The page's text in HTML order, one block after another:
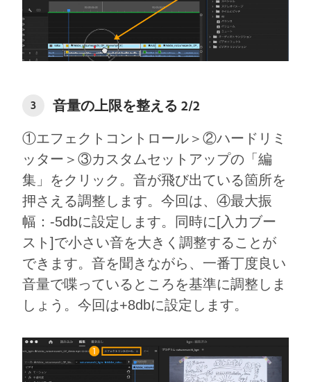
3 音量の上限を整える 2/2
①エフェクトコントロール＞②ハードリミ
ッター＞③カスタムセットアップの「編
集」をクリック。音が飛び出ている箇所を
押さえる調整します。今回は、④最大振
幅：-5dbに設定します。同時に[入力ブー
スト]で小さい音を大きく調整することが
できます。音を聞きながら、一番丁度良い
音量で喋っているところを基準に調整しま
しょう。今回は+8dbに設定します。